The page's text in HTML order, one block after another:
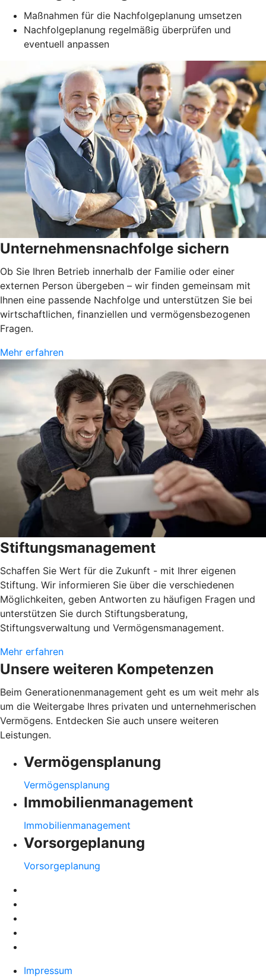
Maßnahmen für die Nachfolgeplanung umsetzen
Nachfolgeplanung regelmäßig überprüfen und
eventuell anpassen
Unternehmensnachfolge sichern
Ob Sie Ihren Betrieb innerhalb der Familie oder einer
externen Person übergeben – wir finden gemeinsam mit
Ihnen eine passende Nachfolge und unterstützen Sie bei
wirtschaftlichen, finanziellen und vermögensbezogenen
Fragen.
Mehr erfahren
Stiftungsmanagement
Schaffen Sie Wert für die Zukunft - mit Ihrer eigenen
Stiftung. Wir informieren Sie über die verschiedenen
Möglichkeiten, geben Antworten zu häufigen Fragen und
unterstützen Sie durch Stiftungsberatung,
Stiftungsverwaltung und Vermögensmanagement.
Mehr erfahren
Unsere weiteren Kompetenzen
Beim Generationenmanagement geht es um weit mehr als
um die Weitergabe Ihres privaten und unternehmerischen
Vermögens. Entdecken Sie auch unsere weiteren
Leistungen.
Vermögensplanung
Vermögensplanung
Immobilienmanagement
Immobilienmanagement
Vorsorgeplanung
Vorsorgeplanung
Impressum